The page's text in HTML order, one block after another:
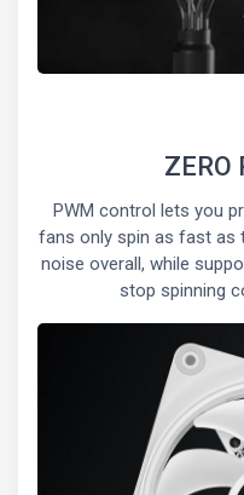
ZERO
PWM control lets you
fans only spin as fast as
noise overall, while
stop spinning